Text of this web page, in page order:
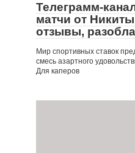
Телеграмм-
матчи от
отзывы,
Мир спортивных ставок
смесь азартного
Для каперов